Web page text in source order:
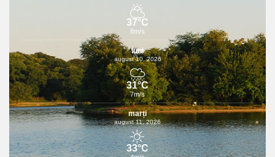
37°C
8m/s
luni
august 10, 2026
31°C
7m/s
marți
august 11, 2026
33°C